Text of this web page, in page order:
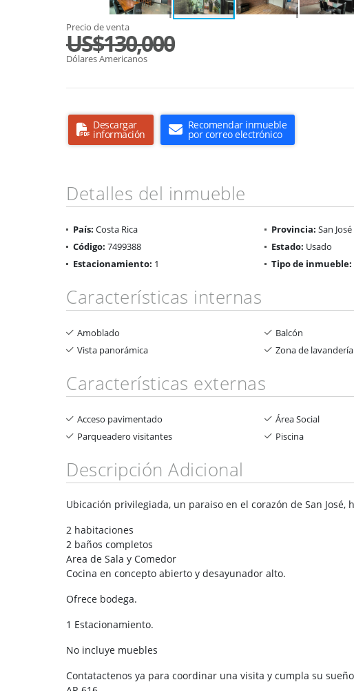
Precio de venta
US$130,000
Dólares Americanos
Descargar
información
Recomendar inmueble
por correo electrónico
Detalles del inmueble
País: Costa Rica Provincia: San José
Código: 7499388 Estado: Usado
Estacionamiento: 1 Tipo de inmueble:
Características internas
Amoblado Balcón
Vista panorámica
Zona de lavandería
Características externas
Acceso pavimentado Área Social
Parqueadero visitantes
Piscina
Descripción Adicional
Ubicación privilegiada, un paraiso en el corazón de San
2 habitaciones
2 baños completos
Area de Sala y Comedor
Cocina en concepto abierto y desayunador alto.
Ofrece bodega.
1 Estacionamiento.
No incluye muebles
Contatactenos ya para coordinar una visita y cumpla su